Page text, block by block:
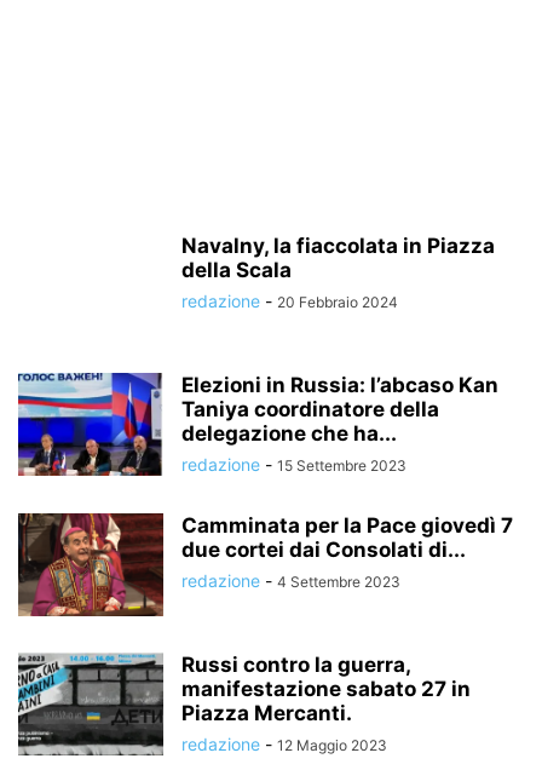
Navalny, la fiaccolata in Piazza
della Scala
redazione - 20 Febbraio 2024
Elezioni in Russia: l’abcaso Kan
Taniya coordinatore della
delegazione che ha...
redazione - 15 Settembre 2023
Camminata per la Pace giovedì 7
due cortei dai Consolati di...
redazione - 4 Settembre 2023
Russi contro la guerra,
manifestazione sabato 27 in
Piazza Mercanti.
redazione - 12 Maggio 2023